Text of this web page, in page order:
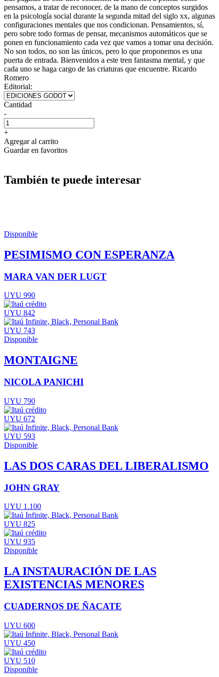
pensamos, a tratar de reconocer, de la mano de conceptos surgidos
en la psicología social durante la segunda mitad del siglo xx, algunas
configuraciones mentales que nos condicionan. Pensamientos, sí,
pero sobre todo formas de pensar, mecanismos automáticos que se
ponen en funcionamiento cada vez que vamos a tomar una decisión.
No son todos, no son las únicos, pero lo que proponemos es una
puerta de entrada. Bienvenidos a este tren fantasma mental, y que
cada uno se haga cargo de las criaturas que encuentre. Ricardo
Romero
Editorial:
Cantidad
-
+
Agregar al carrito
Guardar en favoritos
También te puede interesar
Disponible
PESIMISMO CON ESPERANZA
MARA VAN DER LUGT
UYU 990
UYU 842
UYU 743
Disponible
MONTAIGNE
NICOLA PANICHI
UYU 790
UYU 672
UYU 593
Disponible
LAS DOS CARAS DEL LIBERALISMO
JOHN GRAY
UYU 1.100
UYU 825
UYU 935
Disponible
LA INSTAURACIÓN DE LAS
EXISTENCIAS MENORES
CUADERNOS DE ÑACATE
UYU 600
UYU 450
UYU 510
Disponible